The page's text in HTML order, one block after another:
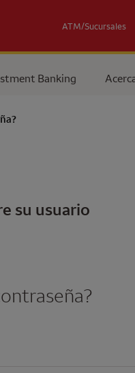
ATM/Sucursales
Banking
su usuario